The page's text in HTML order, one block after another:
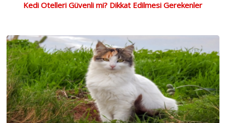
Kedi Otelleri Güvenli mi? Dikkat Edilmesi Gerekenler